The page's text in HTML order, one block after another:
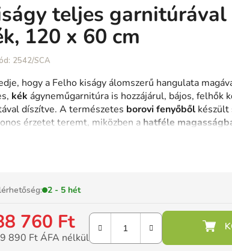
teljes garnitúrával
120 x 60 cm
2542/SCA
hogy a Felho kiságy álomszerű hangulata
kék ágyneműgarnitúra is hozzájárul, bájos, felhők
díszítve. A természetes borovi fenyőből készült
érzetet teremt, miközben a hatféle
egyszerű beállítást és
2 - 5 hét
760 Ft
890 Ft ÁFA nélkül